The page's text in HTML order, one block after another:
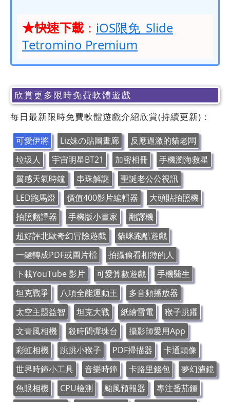
★快速下載 ： iOS限免_Slide
Tetromino Premium
欣賞更多限時免費軟體遊戲
每日最新限時免費軟體遊戲介紹欣賞(持續更新)：
可愛伊將 Liz妹の貼圖畫廊
反應過激的貓老闆
垃圾人
宇宙明星BT21 加密相冊
手機瀏海救星
質感天氣時鐘
串珠解謎
聖誕老公公視訊
LED跑馬燈
價值400影片編輯器
大頭貼拍照機
拍照翻譯器
手機版小畫家
翻譯機
超好評北歐奇幻冒險遊戲
貓咪跑酷遊戲
一鍵轉成PDF或圖片檔
拍攝偷看相簿的人
下載YouTube 影片
可愛算數遊戲
手機醫生
坦克戰爭
八項全能運動王
多音頻播放器
太空主題益智
坦克大戰 紙繪雷電
猴子跳躍
文青風相機
殺時間彈珠台
攝影師愛用App
彩虹相機
跳跳小猴子 PDF掃描器
卡通頭像
世界時鐘小工具
音樂時鐘 卡路里錢包
夢幻濾鏡
魚眼相機
CPU檢測 颱風預報器
專注番茄鍾